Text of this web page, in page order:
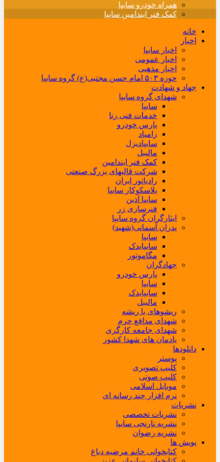
همراه خودرو سایپا
کمک فنر ایندامین سایپا
خانه
اخبار
اخبار سایپا
اخبار عمومی
اخبار مذهبی
حوزه ۵۰۳ امام حسن مجتبی(ع) گروه سایپا
جهاد و شهادت
شهدای گروه سایپا
سایپا
خدمات فنی رنا
پارس خودرو
زامیاد
سایپادیزل
مالیبل
کمک فنر ایندامین
شرکت قالبهای بزرگ صنعتی
رادیاتور ایران
پلاسکوکار سایپا
سایپا آذین
فنرسازی زر
ایثارگران گروه سایپا
پدران آسمانی(شهید)
سایپا
سایپایدک
مگاموتور
جهادگران
پارس خودرو
سایپا
سایپایدک
مالیبل
ریشوهای با ریشه
شهدای مدافع حرم
شهدای جامعه کارگری
یادمان های شهدا کشور
دانلودها
پوستر
کلیپ تصویری
کلیپ صوتی
موبایل اسلامی
نرم افزار چند رسانه ای
نشریات
نشریات تخصصی
نشریه نارنجی سایپا
نشریه رضوان
پویش ها
کتابخوانی خانم مرضیه دباغ